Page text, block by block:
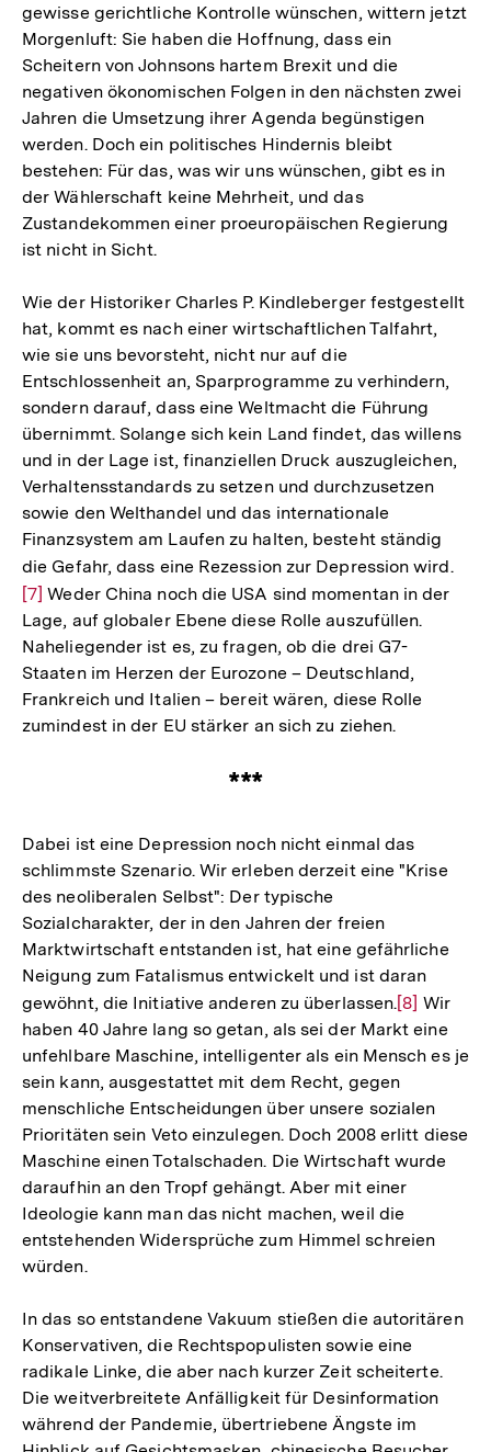
gewisse gerichtliche Kontrolle wünschen, wittern jetzt
Morgenluft: Sie haben die Hoffnung, dass ein
Scheitern von Johnsons hartem Brexit und die
negativen ökonomischen Folgen in den nächsten zwei
Jahren die Umsetzung ihrer Agenda begünstigen
werden. Doch ein politisches Hindernis bleibt
bestehen: Für das, was wir uns wünschen, gibt es in
der Wählerschaft keine Mehrheit, und das
Zustandekommen einer proeuropäischen Regierung
ist nicht in Sicht.
Wie der Historiker Charles P. Kindleberger festgestellt
hat, kommt es nach einer wirtschaftlichen Talfahrt,
wie sie uns bevorsteht, nicht nur auf die
Entschlossenheit an, Sparprogramme zu verhindern,
sondern darauf, dass eine Weltmacht die Führung
übernimmt. Solange sich kein Land findet, das willens
und in der Lage ist, finanziellen Druck auszugleichen,
Verhaltensstandards zu setzen und durchzusetzen
sowie den Welthandel und das internationale
Finanzsystem am Laufen zu halten, besteht ständig
die Gefahr, dass eine Rezession zur Depression wird.
[7] Weder China noch die USA sind momentan in der
Lage, auf globaler Ebene diese Rolle auszufüllen.
Naheliegender ist es, zu fragen, ob die drei G7-
Staaten im Herzen der Eurozone – Deutschland,
Frankreich und Italien – bereit wären, diese Rolle
zumindest in der EU stärker an sich zu ziehen.
***
Dabei ist eine Depression noch nicht einmal das
schlimmste Szenario. Wir erleben derzeit eine "Krise
des neoliberalen Selbst": Der typische
Sozialcharakter, der in den Jahren der freien
Marktwirtschaft entstanden ist, hat eine gefährliche
Neigung zum Fatalismus entwickelt und ist daran
gewöhnt, die Initiative anderen zu überlassen.Zur
Auflösung
der
Fußnote
[8] Wir
haben 40 Jahre lang so getan, als sei der Markt eine
unfehlbare Maschine, intelligenter als ein Mensch es je
sein kann, ausgestattet mit dem Recht, gegen
menschliche Entscheidungen über unsere sozialen
Prioritäten sein Veto einzulegen. Doch 2008 erlitt diese
Maschine einen Totalschaden. Die Wirtschaft wurde
daraufhin an den Tropf gehängt. Aber mit einer
Ideologie kann man das nicht machen, weil die
entstehenden Widersprüche zum Himmel schreien
würden.
In das so entstandene Vakuum stießen die autoritären
Konservativen, die Rechtspopulisten sowie eine
radikale Linke, die aber nach kurzer Zeit scheiterte.
Die weitverbreitete Anfälligkeit für Desinformation
während der Pandemie, übertriebene Ängste im